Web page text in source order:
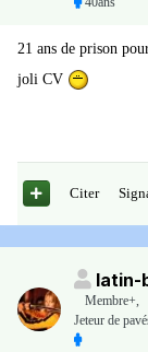
21 ans de prison
joli CV
Citer
latin-
Membre+,
Jeteur de